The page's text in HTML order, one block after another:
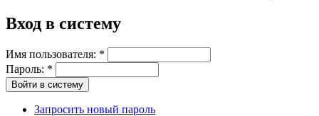
Вход в систему
Имя пользователя: *
Пароль: *
Запросить новый пароль